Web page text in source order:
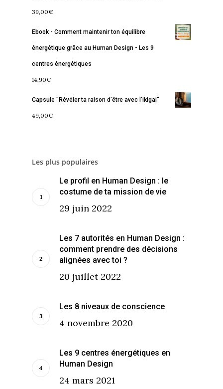
39,00€
Ebook - Comment maintenir ton équilibre
énergétique grâce au Human Design - Les 9
centres énergétiques
14,90€
Capsule "Révéler ta raison d'être avec l'ikigai"
49,00€
Les plus populaires
Le profil en Human Design : le
costume de ta mission de vie
29 juin 2022
Les 7 autorités en Human Design :
comment prendre des décisions
alignées avec toi ?
20 juillet 2022
Les 8 niveaux de conscience
4 novembre 2020
Les 9 centres énergétiques en
Human Design
24 mars 2021
La Boussole
Libération
Renaissance
Amour & Guérison
Membership
Contact